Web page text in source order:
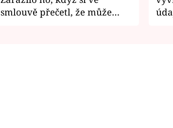
smlouvě přečetl, že může